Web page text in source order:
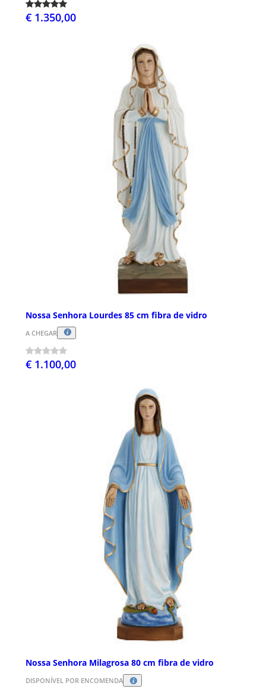
€ 1.350,00
Nossa Senhora Lourdes 85 cm fibra de vidro
A CHEGAR
€ 1.100,00
Nossa Senhora Milagrosa 80 cm fibra de vidro
DISPONÍVEL POR ENCOMENDA